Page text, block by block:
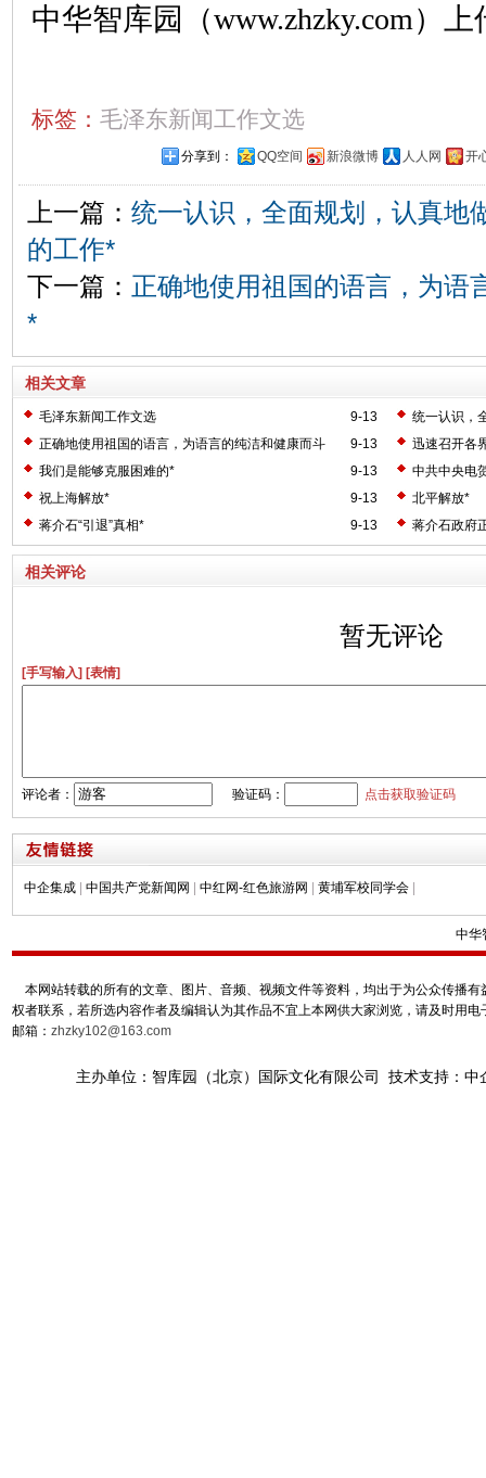
中华智库园（www.zhzky.com）上
标签： 毛泽东新闻工作文选
分享到： QQ空间 新浪微博 人人网 开
上一篇： 统一认识，全面规划，认真地
的工作*
下一篇： 正确地使用祖国的语言，为语
*
相关文章
9-13
毛泽东新闻工作文选
统一认识，
业的工作*
9-13
正确地使用祖国的语言，为语言的纯洁和健康而斗
争！*
迅速召开各
9-13
我们是能够克服困难的*
中共中央电
9-13
祝上海解放*
北平解放*
9-13
蒋介石“引退”真相* 蒋介石政府
相关评论
暂无评论
[手写输入] [表情]
评论者： 验证码： 点击获取验证码
中企集成 | 中国共产党新闻网 | 中红网-红色旅游网 | 黄埔军校同学会 |
中华
本网站转载的所有的文章、图片、音频、视频文件等资料，均出于为公众传播
权者联系，若所选内容作者及编辑认为其作品不宜上本网供大家浏览，请及时用
邮箱： zhzky102@163.com
主办单位：智库园（北京）国际文化有限公司 技术支持：